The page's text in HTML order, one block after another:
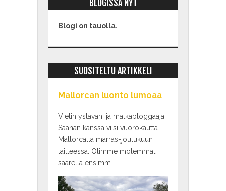
BLOGISSA NYT
Blogi on tauolla.
SUOSITELTU ARTIKKELI
Mallorcan luonto lumoaa
Vietin ystäväni ja matkabloggaaja
Saanan kanssa viisi vuorokautta
Mallorcalla marras-joulukuun
taitteessa. Olimme molemmat
saarella ensimm...